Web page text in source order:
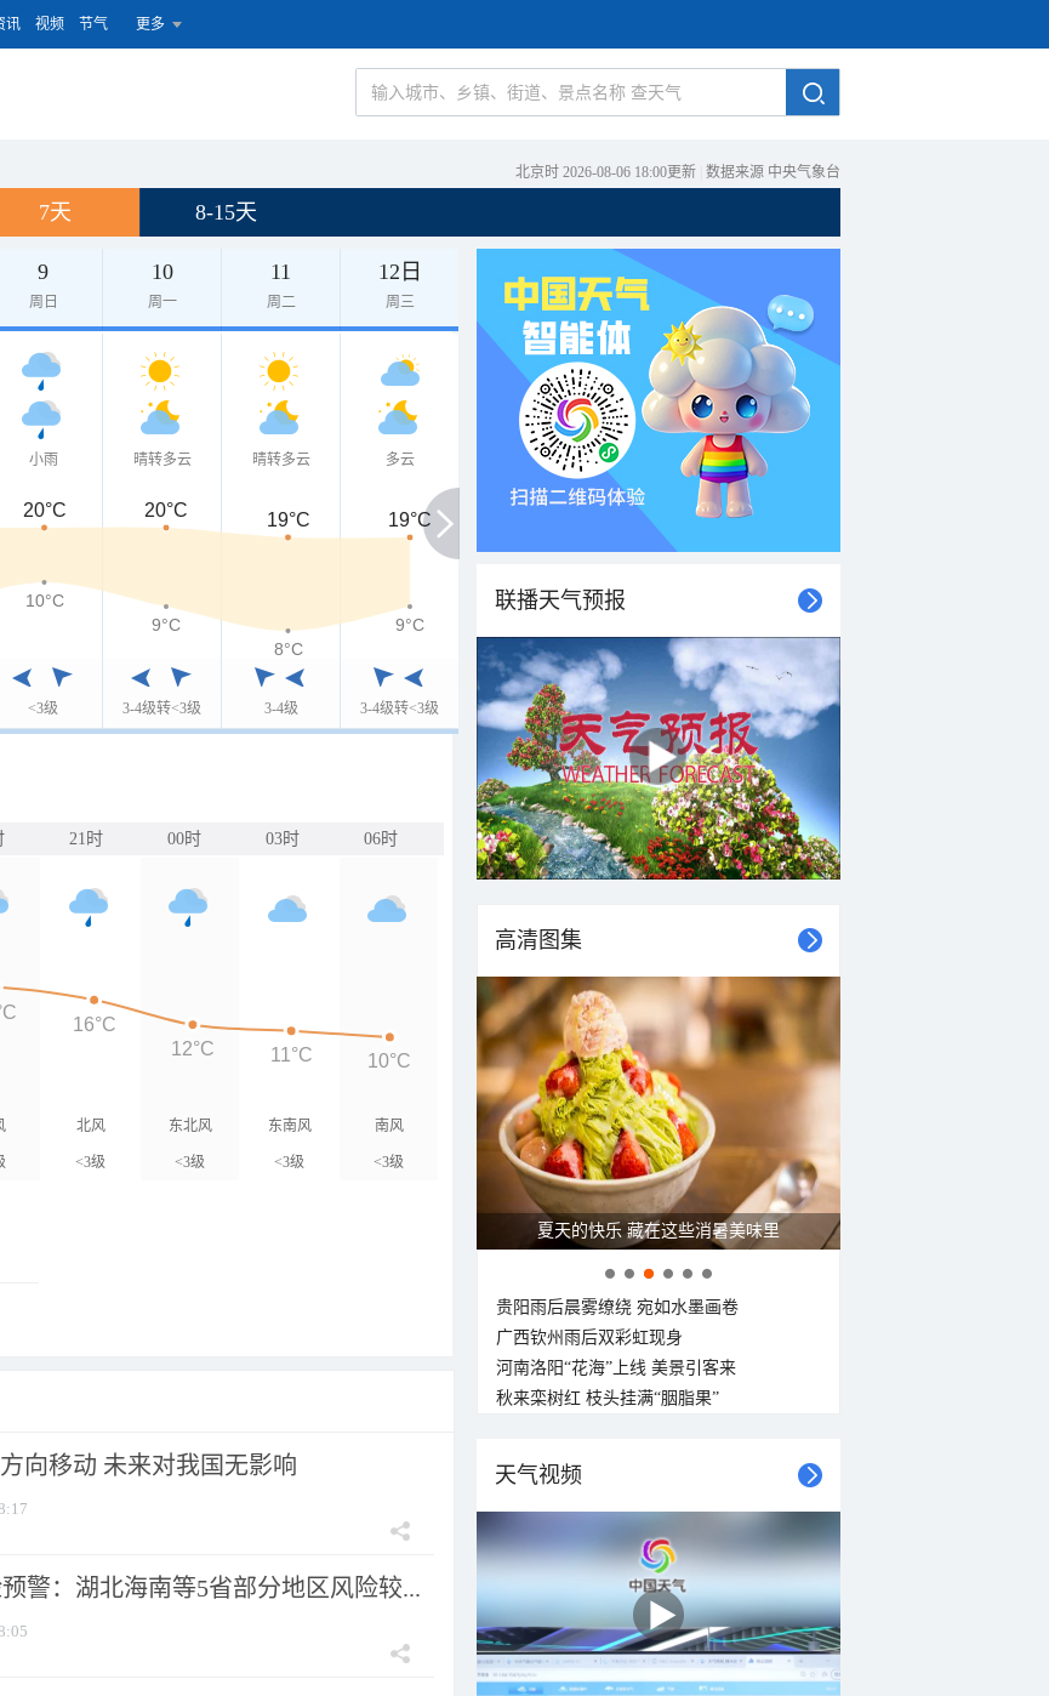
讯 视频 节气 更多
北京时 2026-08-06 18:00更新 数据来源 中央气象台
7天 8-15天
9
周日
10
周一
11
周二
12日
周三
小雨
<3级
晴转多云
3-4级转<3级
晴转多云
3-4级
多云
3-4级转<3级
20°C 20°C 19°C 19°C
10°C
9°C
8°C
9°C
21时 00时 03时 06时
北风
<3级
东北风
<3级
东南风
<3级
南风
<3级
16°C
12°C
11°C 10°C
向移动 未来对我国无影响
警：湖北海南等5省部分地区风险较...
联播天气预报
高清图集
夏天的快乐 藏在这些消暑美味里
贵阳雨后晨雾缭绕 宛如水墨画卷
广西钦州雨后双彩虹现身
河南洛阳“花海”上线 美景引客来
秋来栾树红 枝头挂满“胭脂果”
天气视频